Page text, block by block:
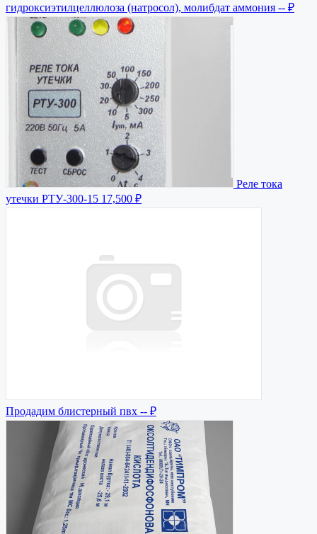
гидроксиэтилцеллюлоза (натросол), молибдат аммония -- ₽
Реле тока
утечки РТУ-300-15 17,500 ₽
Продадим блистерный пвх -- ₽